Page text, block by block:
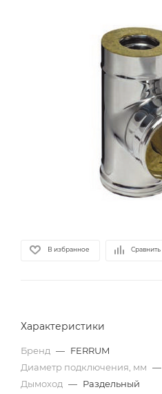
В избранное Сравнить
Характеристики
Бренд — FERRUM
Диаметр подключения, мм —
Дымоход — Раздельный